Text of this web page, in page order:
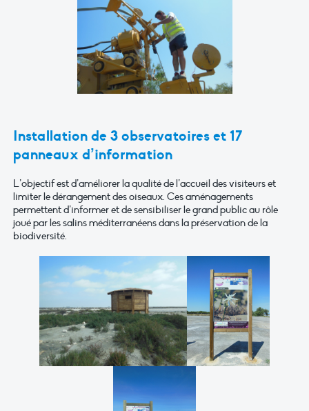
Installation de 3 observatoires et 17
panneaux d’information
L’objectif est d’améliorer la qualité de l’accueil des visiteurs et
limiter le dérangement des oiseaux. Ces aménagements
permettent d’informer et de sensibiliser le grand public au rôle
joué par les salins méditerranéens dans la préservation de la
biodiversité.